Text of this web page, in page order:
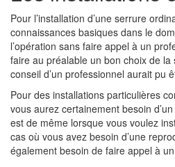
Pour l’installation d’une serrure
connaissances basiques dans le
l’opération sans faire appel à un
faire au préalable un bon choix de
conseil d’un professionnel aurait pu
Pour des installations particulières
vous aurez certainement besoin
est de même lorsque vous voulez
cas où vous avez besoin d’une
également besoin de faire appel à